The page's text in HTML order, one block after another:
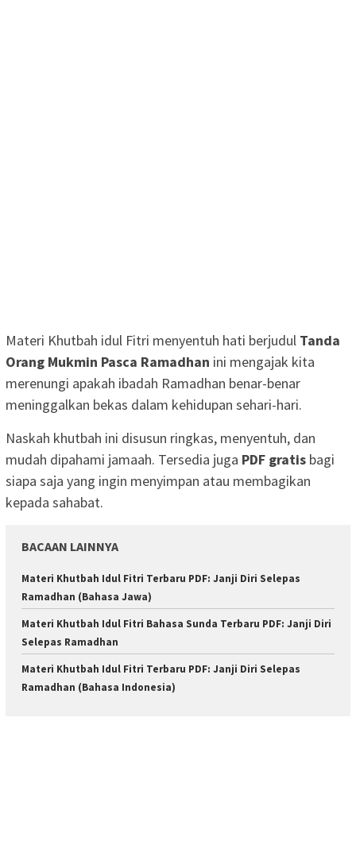
Materi Khutbah idul Fitri menyentuh hati berjudul Tanda
Orang Mukmin Pasca Ramadhan ini mengajak kita
merenungi apakah ibadah Ramadhan benar-benar
meninggalkan bekas dalam kehidupan sehari-hari.
Naskah khutbah ini disusun ringkas, menyentuh, dan
mudah dipahami jamaah. Tersedia juga PDF gratis bagi
siapa saja yang ingin menyimpan atau membagikan
kepada sahabat.
BACAAN LAINNYA
Materi Khutbah Idul Fitri Terbaru PDF: Janji Diri Selepas
Ramadhan (Bahasa Jawa)
Materi Khutbah Idul Fitri Bahasa Sunda Terbaru PDF: Janji Diri
Selepas Ramadhan
Materi Khutbah Idul Fitri Terbaru PDF: Janji Diri Selepas
Ramadhan (Bahasa Indonesia)